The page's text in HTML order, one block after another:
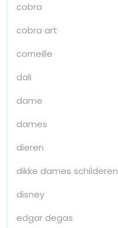
cobra
cobra art
corneille
dali
dame
dames
dieren
dikke dames schilderen
disney
edgar degas